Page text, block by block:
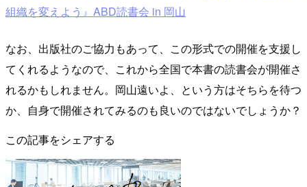
組織を変えよう』ABD読書会 in 岡山
なお、出版社のご協力もあって、この形式での開催を支援し
てくれるようなので、これから全国で本書の読書会が開催さ
れるかもしれません。岡山遠いよ、という方はそちらを待つ
か、自身で開催されてみるのも良いのではないでしょうか？
この記事をシェアする